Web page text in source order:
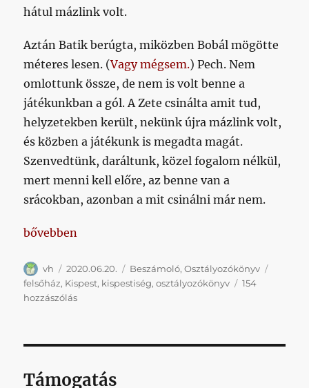
hátul mázlink volt.
Aztán Batik berúgta, miközben Bobál mögötte
méteres lesen. (Vagy mégsem.) Pech. Nem
omlottunk össze, de nem is volt benne a
játékunkban a gól. A Zete csinálta amit tud,
helyzetekben került, nekünk újra mázlink volt,
és közben a játékunk is megadta magát.
Szenvedtünk, daráltunk, közel fogalom nélkül,
mert menni kell előre, az benne van a
srácokban, azonban a mit csinálni már nem.
„Utolsó utáni célnak maradt: a felsőház”
bővebben
Szerző
vh Közzétéve
2020.06.20. Kategória
Beszámoló,Osztályozókönyv
felsőház, Kispest, kispestiség,osztályozókönyv
154
hozzászólásUtolsó
felsőház
című
Támogatás